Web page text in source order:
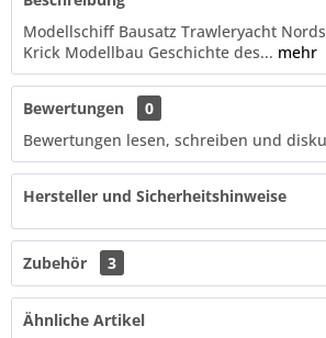
Modellschiff Bausatz Trawleryacht
Krick Modellbau Geschichte des... mehr
Bewertungen
0
Bewertungen lesen, schreiben und
Hersteller und Sicherheitshinweise
Zubehör 3
Ähnliche Artikel